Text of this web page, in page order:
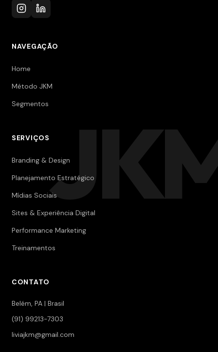
NAVEGAÇÃO
Home
Método JKM
Segmentos
SERVIÇOS
Branding & Design
Planejamento Estratégico
Mídias Sociais
Sites & Experiência Digital
Performance Marketing
Treinamentos
CONTATO
Belém, PA | Brasil
(91) 99213-7303
liviajkm@gmail.com